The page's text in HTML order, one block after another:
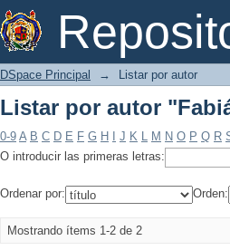
Listar por autor
DSpace Principal → Listar por autor
Listar por autor
0-9 A B C D E F G H J K L M N O P Q R
O introducir las primeras letras:
Ordenar por: Orden:
Mostrando ítems 1-2 de 2